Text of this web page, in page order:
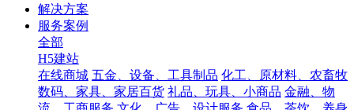
解决方案
服务案例
全部
H5建站
在线商城 五金、设备、工具制品 化工、原材料、农畜牧
数码、家具、家居百货 礼品、玩具、小商品 金融、物